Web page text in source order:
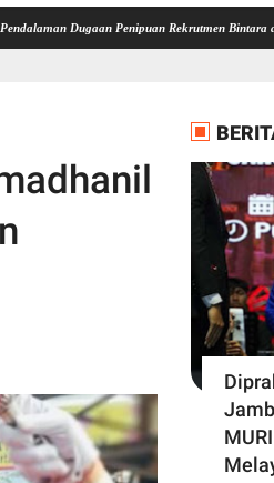
Penipuan Rekrutmen Bintara di Polda